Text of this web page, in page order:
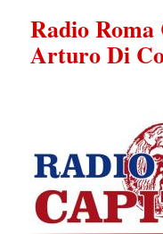
Radio
Arturo Di